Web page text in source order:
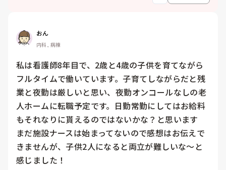
おん
内科, 病棟
私は看護師8年目で、2歳と4歳の子供を育てながら
フルタイムで働いています。子育てしながらだと残
業と夜勤は厳しいと思い、夜勤オンコールなしの老
人ホームに転職予定です。日勤常勤にしてはお給料
もそれなりに貰えるのではないかな？と思います
まだ施設ナースは始まってないので感想はお伝えで
きませんが、子供2人になると両立が難しいな〜と
感じました！